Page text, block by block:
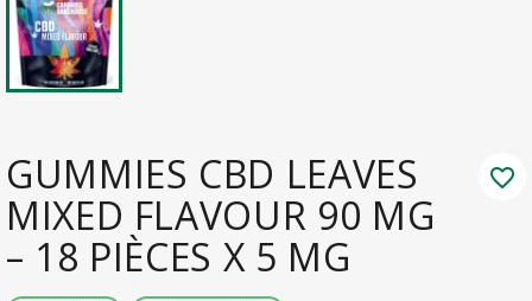
GUMMIES CBD LEAVES
MIXED FLAVOUR 90 MG
– 18 PIÈCES X 5 MG
favorite_border